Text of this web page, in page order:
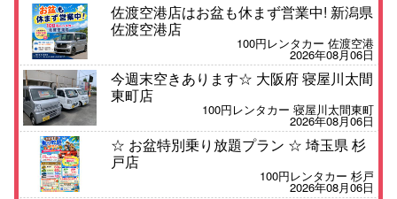
佐渡空港店はお盆も休まず営業中! 新潟県
佐渡空港店
100円レンタカー 佐渡空港
2026年08月06日
今週末空きあります☆ 大阪府 寝屋川太間
東町店
100円レンタカー 寝屋川太間東町
2026年08月06日
☆ お盆特別乗り放題プラン ☆ 埼玉県 杉
戸店
100円レンタカー 杉戸
2026年08月06日